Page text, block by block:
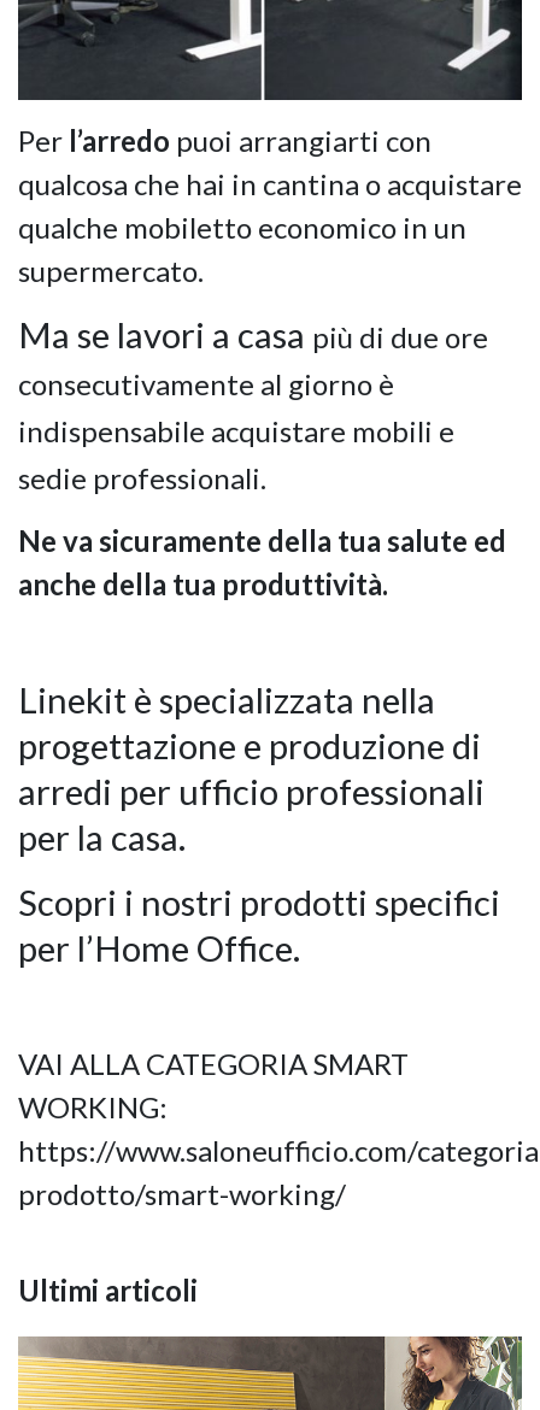
Per l’arredo puoi arrangiarti con
qualcosa che hai in cantina o acquistare
qualche mobiletto economico in un
supermercato.
Ma se lavori a casa più di due ore
consecutivamente al giorno è
indispensabile acquistare mobili e
sedie professionali.
Ne va sicuramente della tua salute ed
anche della tua produttività.
Linekit è specializzata nella
progettazione e produzione di
arredi per ufficio professionali
per la casa.
Scopri i nostri prodotti specifici
per l’Home Office.
VAI ALLA CATEGORIA SMART
WORKING:
https://www.saloneufficio.com/
prodotto/smart-working/
Ultimi articoli